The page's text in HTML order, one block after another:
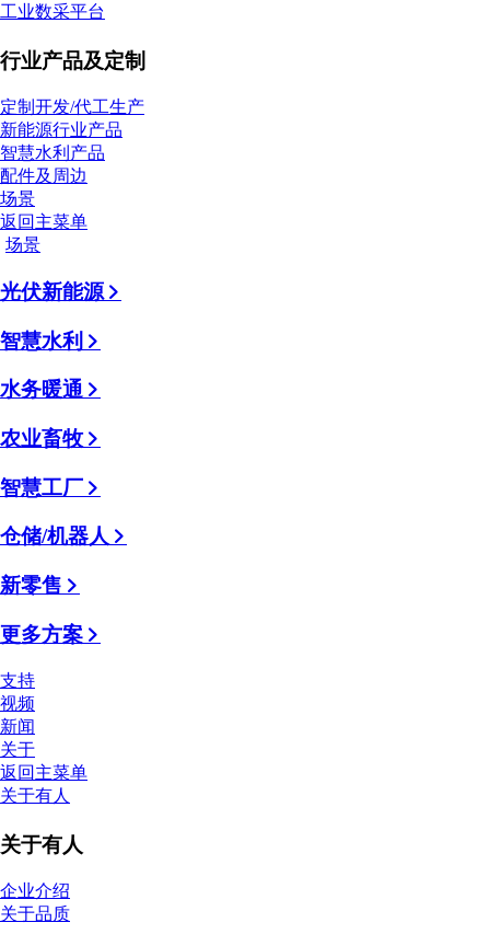
工业数采平台
行业产品及定制
定制开发/代工生产
新能源行业产品
智慧水利产品
配件及周边
场景
返回主菜单
场景
光伏新能源
智慧水利
水务暖通
农业畜牧
智慧工厂
仓储/机器人
新零售
更多方案
支持
视频
新闻
关于
返回主菜单
关于有人
关于有人
企业介绍
关于品质